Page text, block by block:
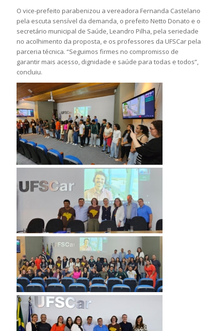
O vice-prefeito parabenizou a vereadora Fernanda Castelano
pela escuta sensível da demanda, o prefeito Netto Donato e o
secretário municipal de Saúde, Leandro Pilha, pela seriedade
no acolhimento da proposta, e os professores da UFSCar pela
parceria técnica. “Seguimos firmes no compromisso de
garantir mais acesso, dignidade e saúde para todas e todos”,
concluiu.